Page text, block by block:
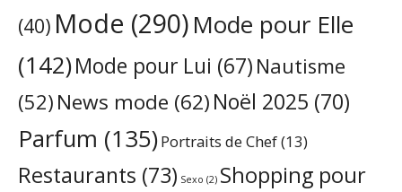
(40) Mode (290)Mode pour Elle
(142)Mode pour Lui (67) Nautisme
(52) News mode (62)Noël 2025 (70)
Parfum (135)Portraits de Chef(13)
Restaurants (73) Sexo (2) Shopping pour